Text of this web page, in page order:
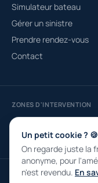
Simulateur bateau
Gérer un sinistre
Prendre rendez-vous
Contact
ZONES D'INTERVENTION
Courtier à Fréjus
DraguignanSainte-
© 2026 ASSUDIRE SARL ·
Un petit cookie ? 🍪
On regarde juste la
anonyme, pour
n'est revendu. En